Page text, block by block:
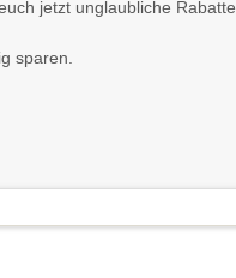
jetzt unglaubliche
sparen.